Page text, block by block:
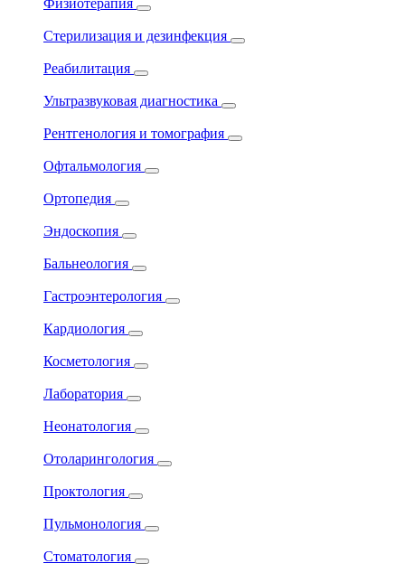
Физиотерапия
Стерилизация и дезинфекция
Реабилитация
Ультразвуковая диагностика
Рентгенология и томография
Офтальмология
Ортопедия
Эндоскопия
Бальнеология
Гастроэнтерология
Кардиология
Косметология
Лаборатория
Неонатология
Отоларингология
Проктология
Пульмонология
Стоматология